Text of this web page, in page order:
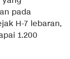
pada
H-7 lebaran,
1.200